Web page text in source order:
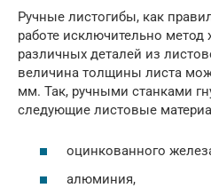
Ручные листогибы, как
работе исключительно метод
различных деталей из
величина толщины листа
мм. Так, ручными станками
следующие листовые
оцинкованного
алюминия,